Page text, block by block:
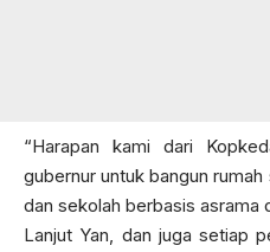
“Harapan kami dari
gubernur untuk bangun
dan sekolah berbasis asrama
Lanjut Yan, dan juga setiap